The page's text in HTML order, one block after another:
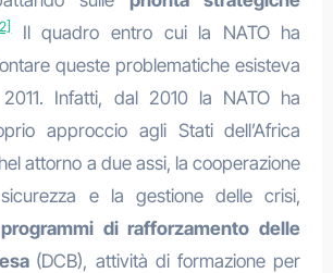
Il quadro entro cui la NATO ha
queste problematiche esisteva
Infatti, dal 2010 la NATO ha
approccio agli Stati dell’Africa
attorno a due assi, la cooperazione
e la gestione delle crisi,
programmi di rafforzamento delle
(DCB), attività di formazione per